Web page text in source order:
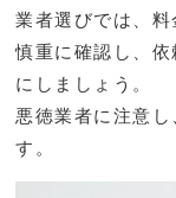
業者選びでは、
慎重に確認し、
にしましょう。
悪徳業者に注意
す。